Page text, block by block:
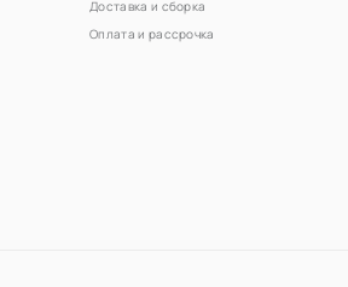
Доставка и сборка
Оплата и рассрочка